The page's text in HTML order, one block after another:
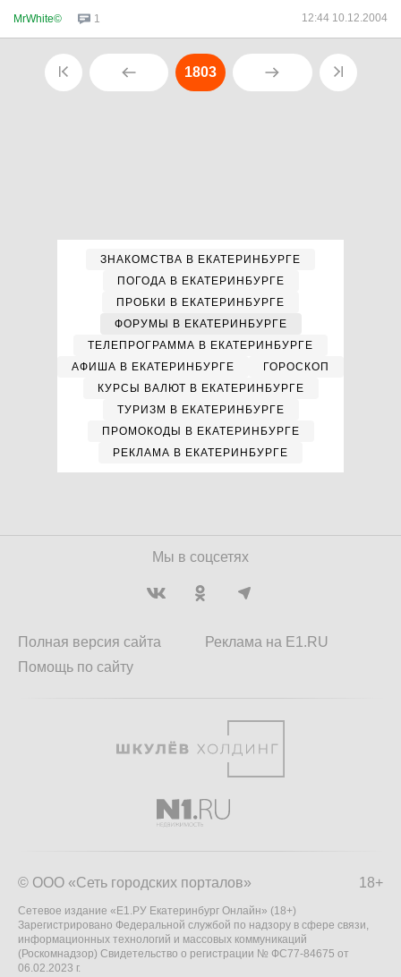
MrWhite© 1 12:44 10.12.2004
1803
ЗНАКОМСТВА В ЕКАТЕРИНБУРГЕ
ПОГОДА В ЕКАТЕРИНБУРГЕ
ПРОБКИ В ЕКАТЕРИНБУРГЕ
ФОРУМЫ В ЕКАТЕРИНБУРГЕ
ТЕЛЕПРОГРАММА В ЕКАТЕРИНБУРГЕ
АФИША В ЕКАТЕРИНБУРГЕ
ГОРОСКОП
КУРСЫ ВАЛЮТ В ЕКАТЕРИНБУРГЕ
ТУРИЗМ В ЕКАТЕРИНБУРГЕ
ПРОМОКОДЫ В ЕКАТЕРИНБУРГЕ
РЕКЛАМА В ЕКАТЕРИНБУРГЕ
Мы в соцсетях
Полная версия сайта
Помощь по сайту
Реклама на E1.RU
18+
© ООО «Сеть городских порталов»
Сетевое издание «Е1.РУ Екатеринбург Онлайн» (18+)
Зарегистрировано Федеральной службой по надзору в сфере связи,
информационных технологий и массовых коммуникаций
(Роскомнадзор) Свидетельство о регистрации № ФС77-84675 от
06.02.2023 г.